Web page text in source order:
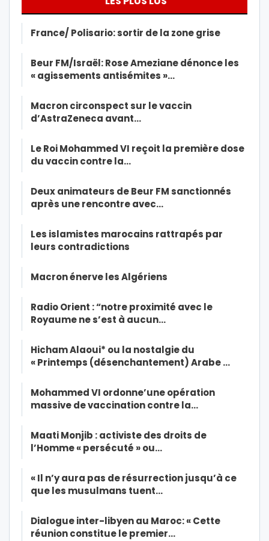
France/ Polisario: sortir de la zone grise
Beur FM/Israël: Rose Ameziane dénonce les
« agissements antisémites »…
Macron circonspect sur le vaccin
d’AstraZeneca avant…
Le Roi Mohammed VI reçoit la première dose
du vaccin contre la…
Deux animateurs de Beur FM sanctionnés
après une rencontre avec…
Les islamistes marocains rattrapés par
leurs contradictions
Macron énerve les Algériens
Radio Orient : “notre proximité avec le
Royaume ne s’est à aucun…
Hicham Alaoui* ou la nostalgie du
« Printemps (désenchantement) Arabe …
Mohammed VI ordonne’une opération
massive de vaccination contre la…
Maati Monjib : activiste des droits de
l’Homme « persécuté » ou…
« Il n’y aura pas de résurrection jusqu’à ce
que les musulmans tuent…
Dialogue inter-libyen au Maroc: « Cette
réunion constitue le premier…